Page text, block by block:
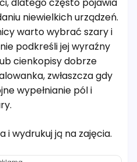
dlatego często pojawia
niewielkich urządzeń.
warto wybrać szary i
podkreśli jej wyraźny
cienkopisy dobrze
zwłaszcza gdy
wypełnianie pól i
i wydrukuj ją na zajęcia.